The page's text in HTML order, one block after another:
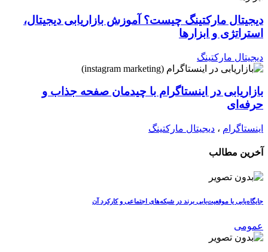
دیجیتال مارکتینگ چیست؟ آموزش بازاریابی دیجیتال،
استراتژی و ابزارها
دیجیتال مارکتینگ
بازاریابی در اینستاگرام با چیدمان صفحه جذاب و
حرفه‌ای
اینستاگرام ، دیجیتال مارکتینگ
آخرین مطالب
جایگاه‌یابی یا موقعیت‌یابی برند در شبکه‌های اجتماعی و کارکرد آن
عمومی